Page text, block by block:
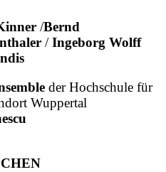
/Bernd
/Ingeborg Wolff
der Hochschule für
Wuppertal